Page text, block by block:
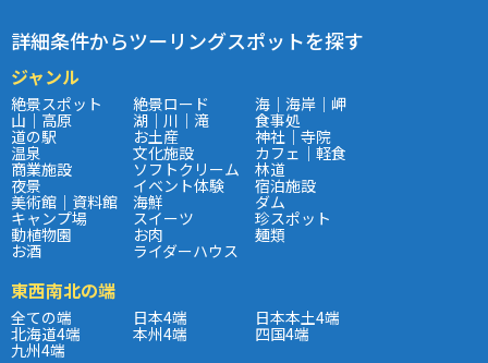
詳細条件からツーリングスポットを探す
ジャンル
絶景スポット 絶景ロード 海｜海岸｜岬
山｜高原 湖｜川｜滝 食事処
道の駅 お土産 神社｜寺院
温泉 文化施設 カフェ｜軽食
商業施設 ソフトクリーム 林道
夜景 イベント体験 宿泊施設
美術館｜資料館 海鮮 ダム
キャンプ場 スイーツ 珍スポット
動植物園 お肉 麺類
お酒 ライダーハウス
東西南北の端
全ての端 日本4端 日本本土4端
北海道4端 本州4端 四国4端
九州4端